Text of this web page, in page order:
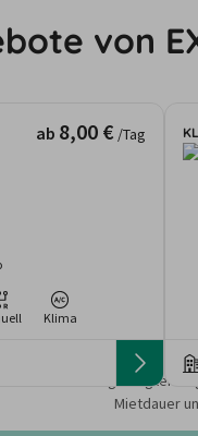
von
ab 8,00 € /Tag
Klima
Die angezeigten
Mietdauer